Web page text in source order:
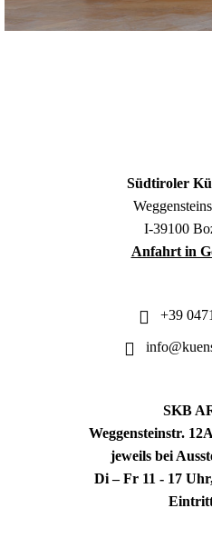
Südtiroler
I-39100
Anfahrt in
+39
SKB
Weggensteinstr.
jeweils bei
Di – Fr 11 - 17